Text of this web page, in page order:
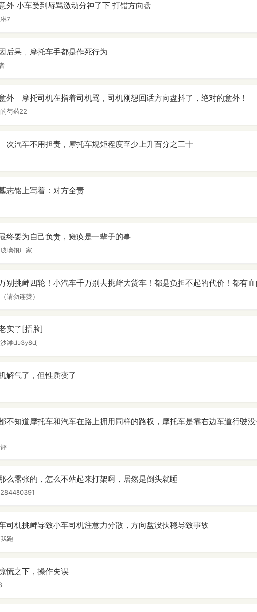
外 小车受到辱骂激动分神了下 打错方向盘
7
后果，摩托车手都是作死行为
外，摩托司机在指着司机骂，司机刚想回话方向盘抖了，绝对的意外！
芍药22
次汽车不用担责，摩托车规矩程度至少上升百分之三十
志铭上写着：对方全责
终要为自己负责，瘫痪是一辈子的事
璃钢厂家
别挑衅四轮！小汽车千万别去挑衅大货车！都是负担不起的代价！都有
请勿连赞）
实了[捂脸]
滩dp3y8dj
解气了，但性质变了
不知道摩托车和汽车在路上拥用同样的路权，摩托车是靠右边车道行驶
么嚣张的，怎么不站起来打架啊，居然是倒头就睡
司机挑衅导致小车司机注意力分散，方向盘没扶稳导致事故
跑
慌之下，操作失误